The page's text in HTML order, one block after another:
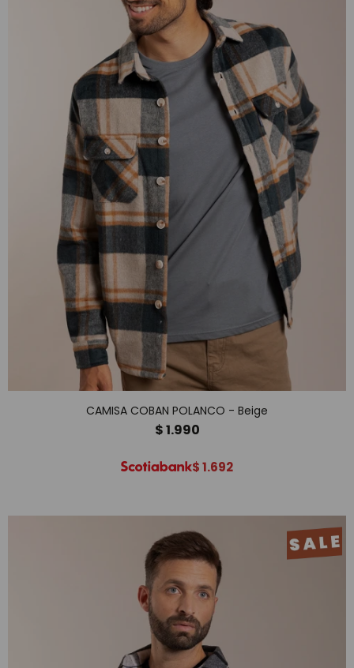
CAMISA COBAN POLANCO - Beige
$1.990
$1.692